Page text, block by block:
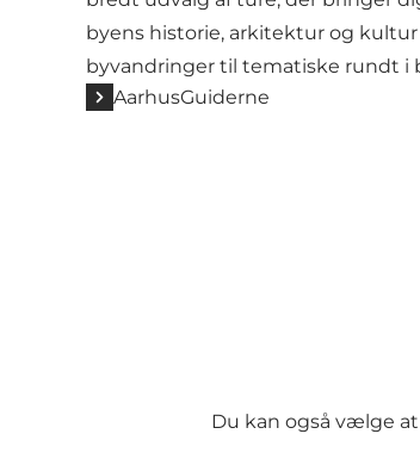
byens historie, arkitektur og kultur
byvandringer til tematiske rundt i
AarhusGuiderne
Du kan også vælge